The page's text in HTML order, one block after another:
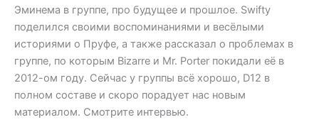
Эминема в группе, про будущее и прошлое. Swifty
поделился своими воспоминаниями и весёлыми
историями о Пруфе, а также рассказал о проблемах в
группе, по которым Bizarre и Mr. Porter покидали её в
2012-ом году. Сейчас у группы всё хорошо, D12 в
полном составе и скоро порадует нас новым
материалом. Смотрите интервью.